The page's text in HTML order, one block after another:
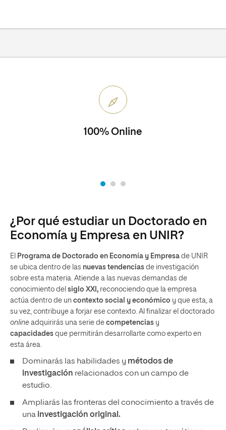
100% Online
¿Por qué estudiar un Doctorado en
Economía y Empresa en UNIR?
El Programa de Doctorado en Economía y Empresa de UNIR
se ubica dentro de las nuevas tendencias de investigación
sobre esta materia. Atiende a las nuevas demandas de
conocimiento del siglo XXI, reconociendo que la empresa
actúa dentro de un contexto social y económico y que esta, a
su vez, contribuye a forjar ese contexto. Al finalizar el doctorado
online adquirirás una serie de competencias y
capacidades que permitirán desarrollarte como experto en
esta área.
Dominarás las habilidades y métodos de
investigación relacionados con un campo de
estudio.
Ampliarás las fronteras del conocimiento a través de
una investigación original.